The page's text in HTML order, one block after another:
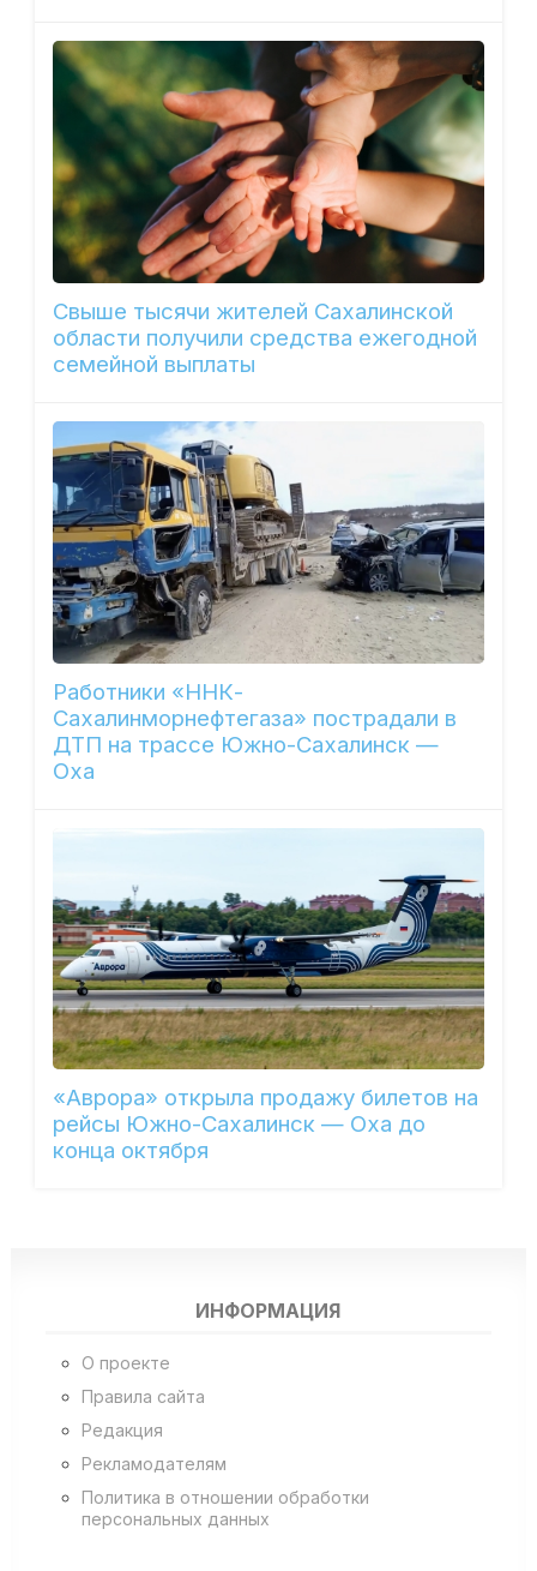
Свыше тысячи жителей Сахалинской
области получили средства ежегодной
семейной выплаты
Работники «ННК-
Сахалинморнефтегаза» пострадали в
ДТП на трассе Южно-Сахалинск —
Оха
«Аврора» открыла продажу билетов на
рейсы Южно-Сахалинск — Оха до
конца октября
ИНФОРМАЦИЯ
О проекте
Правила сайта
Редакция
Рекламодателям
Политика в отношении обработки
персональных данных